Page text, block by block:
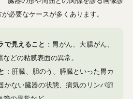
必要なケースが多くあります。
で見えること ：胃がん、大腸がん、
どの粘膜表面の異常。
：肝臓、胆のう、膵臓といった胃カ
かない臓器の状態、病気のリンパ節